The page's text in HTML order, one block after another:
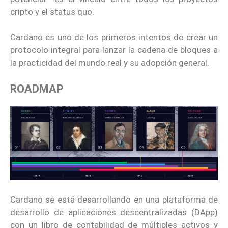
cripto y el status quo.
Cardano es uno de los primeros intentos de crear un
protocolo integral para lanzar la cadena de bloques a
la practicidad del mundo real y su adopción general.
ROADMAP
Cardano se está desarrollando en una plataforma de
desarrollo de aplicaciones descentralizadas (DApp)
con un libro de contabilidad de múltiples activos y